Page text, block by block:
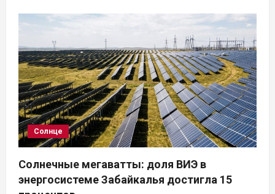
Солнце
Солнечные мегаватты: доля ВИЭ в
энергосистеме Забайкалья достигла 15